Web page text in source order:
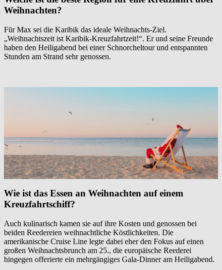
Weihnachten?
Für Max sei die Karibik das ideale Weihnachts-Ziel.
„Weihnachtszeit ist Karibik-Kreuzfahrtzeit!“. Er und seine Freunde
haben den Heiligabend bei einer Schnorcheltour und entspannten
Stunden am Strand sehr genossen.
Wie ist das Essen an Weihnachten auf einem
Kreuzfahrtschiff?
Auch kulinarisch kamen sie auf ihre Kosten und genossen bei
beiden Reedereien weihnachtliche Köstlichkeiten. Die
amerikanische Cruise Line legte dabei eher den Fokus auf einen
großen Weihnachtsbrunch am 25., die europäische Reederei
hingegen offerierte ein mehrgängiges Gala-Dinner am Heiligabend.